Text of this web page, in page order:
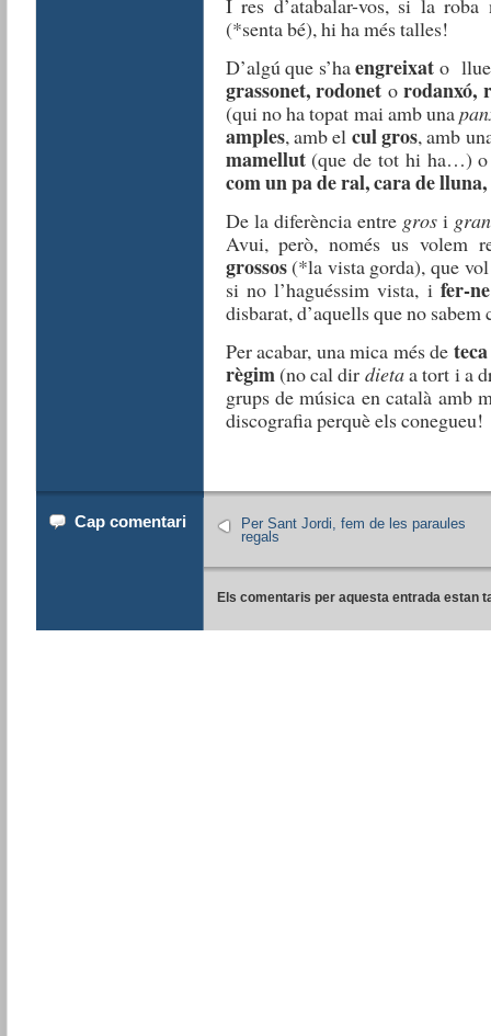
I res d’atabalar-vos, si la
(*senta bé), hi ha més talles!
D’algú que s’haengreixat o
grassonet, rodonet orodanxó,
(qui no ha topat mai amb una
amples, amb el cul gros, amb
mamellut(que de tot hi ha…)
com un pa de ral, cara de
De la diferència entregros i gran
Avui, però, només us volem
grossos(*la vista gorda), que
si no l’haguéssim vista, i fer-
disbarat, d’aquells que no sabem
Per acabar, una mica més de teca
règim(no cal dir dietaa tort i a
grups de música en català amb
discografia perquè els conegueu!
Cap comentari
Per Sant Jordi, fem de les paraules
regals
Els comentaris per aquesta entrada estan